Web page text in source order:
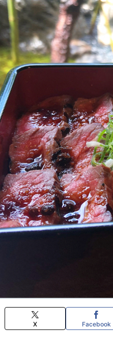
X Facebook